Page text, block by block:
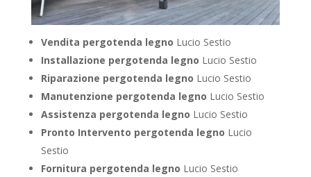
Vendita pergotenda legno Lucio Sestio
Installazione pergotenda legno Lucio Sestio
Riparazione pergotenda legno Lucio Sestio
Manutenzione pergotenda legno Lucio Sestio
Assistenza pergotenda legno Lucio Sestio
Pronto Intervento pergotenda legno Lucio
Sestio
Fornitura pergotenda legno Lucio Sestio